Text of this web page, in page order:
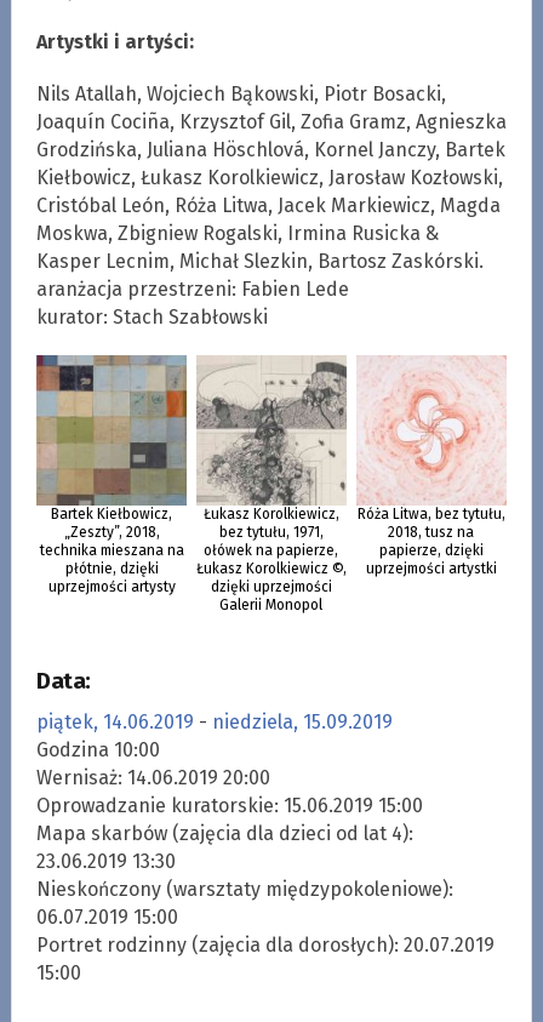
Artystki i artyści:
Nils Atallah, Wojciech Bąkowski, Piotr Bosacki,
Joaquín Cociña, Krzysztof Gil, Zofia Gramz, Agnieszka
Grodzińska, Juliana Höschlová, Kornel Janczy, Bartek
Kiełbowicz, Łukasz Korolkiewicz, Jarosław Kozłowski,
Cristóbal León, Róża Litwa, Jacek Markiewicz, Magda
Moskwa, Zbigniew Rogalski, Irmina Rusicka &
Kasper Lecnim, Michał Slezkin, Bartosz Zaskórski.
aranżacja przestrzeni: Fabien Lede
kurator: Stach Szabłowski
Bartek Kiełbowicz,
„Zeszty”, 2018,
technika mieszana na
płótnie, dzięki
uprzejmości artysty
Łukasz Korolkiewicz,
bez tytułu, 1971,
ołówek na papierze,
Łukasz Korolkiewicz ©,
dzięki uprzejmości
Galerii Monopol
Róża Litwa, bez tytułu,
2018, tusz na
papierze, dzięki
uprzejmości artystki
Data:
piątek, 14.06.2019 - niedziela, 15.09.2019
Godzina 10:00
Wernisaż: 14.06.2019 20:00
Oprowadzanie kuratorskie: 15.06.2019 15:00
Mapa skarbów (zajęcia dla dzieci od lat 4):
23.06.2019 13:30
Nieskończony (warsztaty międzypokoleniowe):
06.07.2019 15:00
Portret rodzinny (zajęcia dla dorosłych): 20.07.2019
15:00